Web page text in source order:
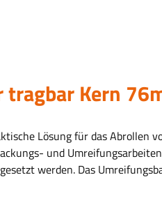
Kern
Lösung für das
und
werden. Das